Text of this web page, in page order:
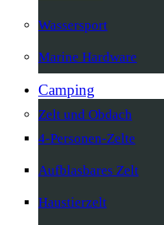
Wassersport
Marine Hardware
Camping
Zelt und Obdach
4-Personen-Zelte
Aufblasbares Zelt
Haustierzelt